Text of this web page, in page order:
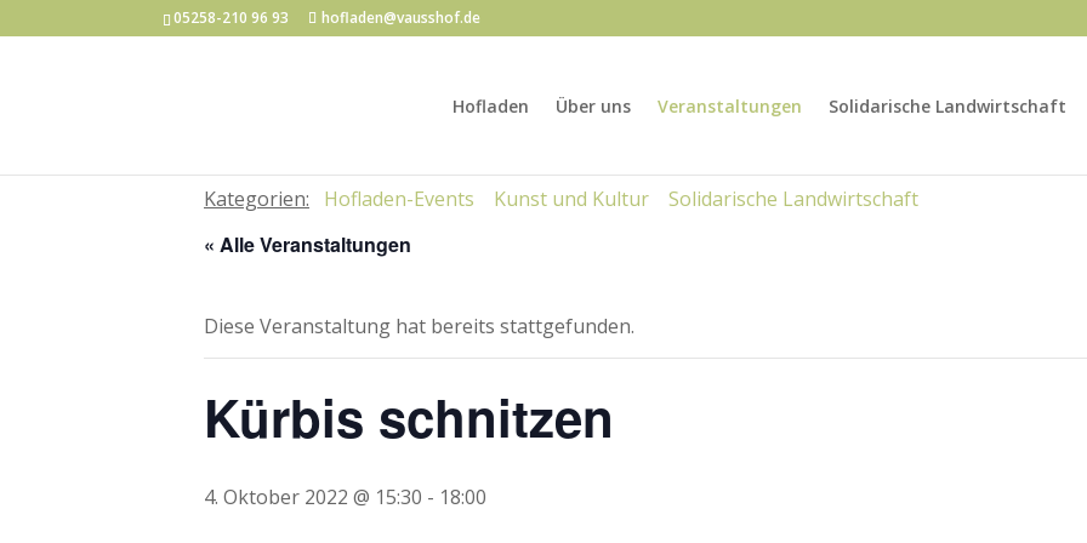
05258-210 96 93 hofladen@vausshof.de
Hofladen Über uns Veranstaltungen Solidarische Landwirtschaft
Kategorien: Hofladen-Events Kunst und Kultur Solidarische Landwirtschaft
« Alle Veranstaltungen
Diese Veranstaltung hat bereits stattgefunden.
Kürbis schnitzen
4. Oktober 2022 @ 15:30 - 18:00